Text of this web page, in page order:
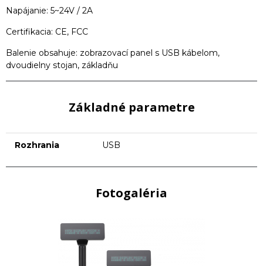
Napájanie: 5~24V / 2A
Certifikacia: CE, FCC
Balenie obsahuje: zobrazovací panel s USB kábelom,
dvoudielny stojan, základňu
Základné parametre
Rozhrania USB
Fotogaléria